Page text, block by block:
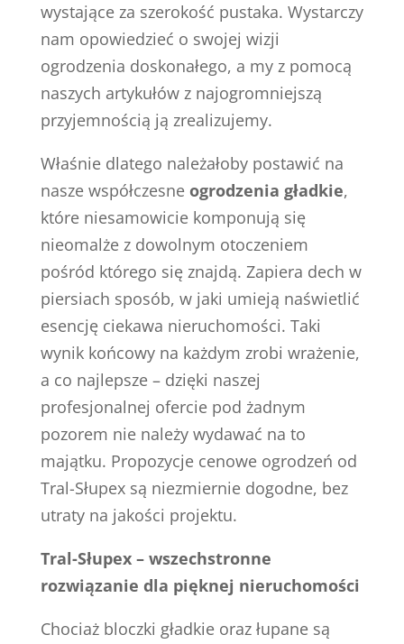
wystające za szerokość pustaka. Wystarczy
nam opowiedzieć o swojej wizji
ogrodzenia doskonałego, a my z pomocą
naszych artykułów z najogromniejszą
przyjemnością ją zrealizujemy.
Właśnie dlatego należałoby postawić na
nasze współczesne ogrodzenia gładkie,
które niesamowicie komponują się
nieomalże z dowolnym otoczeniem
pośród którego się znajdą. Zapiera dech w
piersiach sposób, w jaki umieją naświetlić
esencję ciekawa nieruchomości. Taki
wynik końcowy na każdym zrobi wrażenie,
a co najlepsze – dzięki naszej
profesjonalnej ofercie pod żadnym
pozorem nie należy wydawać na to
majątku. Propozycje cenowe ogrodzeń od
Tral-Słupex są niezmiernie dogodne, bez
utraty na jakości projektu.
Tral-Słupex – wszechstronne
rozwiązanie dla pięknej nieruchomości
Chociaż bloczki gładkie oraz łupane są